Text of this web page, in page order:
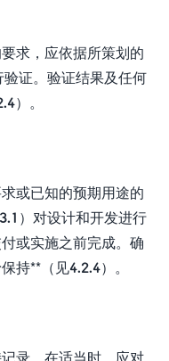
求，应依据所策划的
证。验证结果及任何
）。
或已知的预期用途的
）对设计和开发进行
或实施之前完成。确
持**（见4.2.4）。
录。在适当时，应对